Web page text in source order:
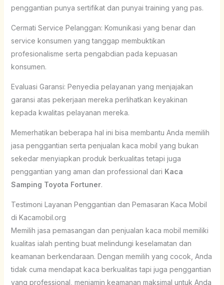
penggantian punya sertifikat dan punyai training yang pas.
Cermati Service Pelanggan: Komunikasi yang benar dan
service konsumen yang tanggap membuktikan
profesionalisme serta pengabdian pada kepuasan
konsumen.
Evaluasi Garansi: Penyedia pelayanan yang menjajakan
garansi atas pekerjaan mereka perlihatkan keyakinan
kepada kwalitas pelayanan mereka.
Memerhatikan beberapa hal ini bisa membantu Anda memilih
jasa penggantian serta penjualan kaca mobil yang bukan
sekedar menyiapkan produk berkualitas tetapi juga
penggantian yang aman dan professional dari Kaca
Samping Toyota Fortuner.
Testimoni Layanan Penggantian dan Pemasaran Kaca Mobil
di Kacamobil.org
Memilih jasa pemasangan dan penjualan kaca mobil memiliki
kualitas ialah penting buat melindungi keselamatan dan
keamanan berkendaraan. Dengan memilih yang cocok, Anda
tidak cuma mendapat kaca berkualitas tapi juga penggantian
yang professional, menjamin keamanan maksimal untuk Anda